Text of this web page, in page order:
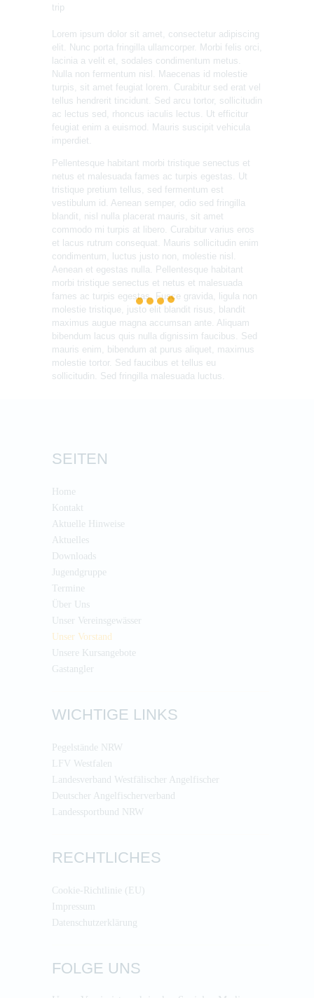
Lorem ipsum dolor sit amet, consectetur adipiscing
elit. Nunc porta fringilla ullamcorper. Morbi felis orci,
lacinia a velit et, sodales condimentum metus.
Nulla non fermentum nisl. Maecenas id molestie
turpis, sit amet feugiat lorem. Curabitur sed erat vel
tellus hendrerit tincidunt. Sed arcu tortor, sollicitudin
ac lectus sed, rhoncus iaculis lectus. Ut efficitur
feugiat enim a euismod. Mauris suscipit vehicula
imperdiet.
Pellentesque habitant morbi tristique senectus et
netus et malesuada fames ac turpis egestas. Ut
tristique pretium tellus, sed fermentum est
vestibulum id. Aenean semper, odio sed fringilla
blandit, nisl nulla placerat mauris, sit amet
commodo mi turpis at libero. Curabitur varius eros
et lacus rutrum consequat. Mauris sollicitudin enim
condimentum, luctus justo non, molestie nisl.
Aenean et egestas nulla. Pellentesque habitant
morbi tristique senectus et netus et malesuada
fames ac turpis egestas. Fusce gravida, ligula non
molestie tristique, justo elit blandit risus, blandit
maximus augue magna accumsan ante. Aliquam
bibendum lacus quis nulla dignissim faucibus. Sed
mauris enim, bibendum at purus aliquet, maximus
molestie tortor. Sed faucibus et tellus eu
sollicitudin. Sed fringilla malesuada luctus.
SEITEN
Home
Kontakt
Aktuelle Hinweise
Aktuelles
Downloads
Jugendgruppe
Termine
Über Uns
Unser Vereinsgewässer
Unser Vorstand
Unsere Kursangebote
Gastangler
WICHTIGE LINKS
Pegelstände NRW
LFV Westfalen
Landesverband Westfälischer Angelfischer
Deutscher Angelfischerverband
Landessportbund NRW
RECHTLICHES
Cookie-Richtlinie (EU)
Impressum
Datenschutzerklärung
FOLGE UNS